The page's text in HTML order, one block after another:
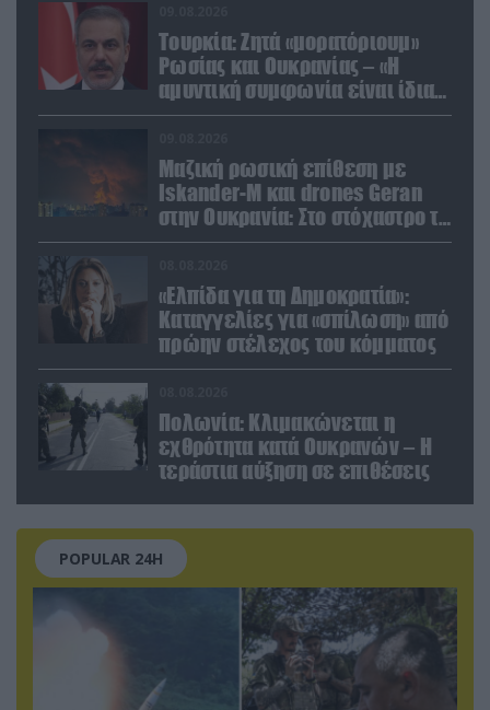
Τουρκία: Ζητά «μορατόριουμ»
Ρωσίας και Ουκρανίας – «Η
αμυντική συμφωνία είναι ίδια
με το άρθρο 5 του ΝΑΤΟ» (upd)
Μαζική ρωσική επίθεση με
Iskander-M και drones Geran
στην Ουκρανία: Στο στόχαστρο το
εργοστάσιο των Flamingo
«Ελπίδα για τη Δημοκρατία»:
Καταγγελίες για «σπίλωση» από
πρώην στέλεχος του κόμματος
Πολωνία: Κλιμακώνεται η
εχθρότητα κατά Ουκρανών – Η
τεράστια αύξηση σε επιθέσεις
POPULAR 24H